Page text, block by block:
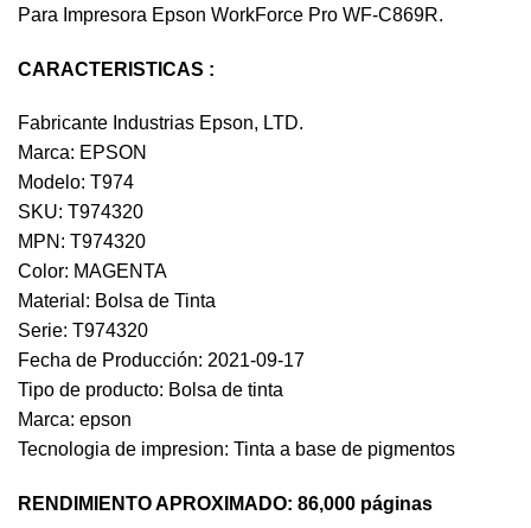
Para Impresora Epson WorkForce Pro WF-C869R.
CARACTERISTICAS :
Fabricante Industrias Epson, LTD.
Marca: EPSON
Modelo: T974
SKU: T974320
MPN: T974320
Color: MAGENTA
Material: Bolsa de Tinta
Serie: T974320
Fecha de Producción: 2021-09-17
Tipo de producto: Bolsa de tinta
Marca: epson
Tecnologia de impresion: Tinta a base de pigmentos
RENDIMIENTO APROXIMADO: 86,000 páginas